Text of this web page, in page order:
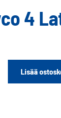
4
Lisää